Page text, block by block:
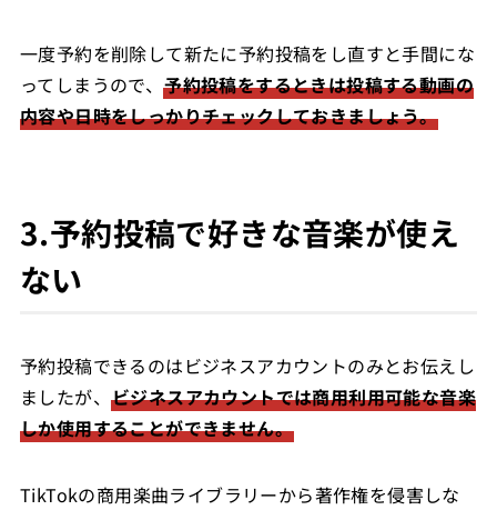
一度予約を削除して新たに予約投稿をし直すと手間にな
ってしまうので、予約投稿をするときは投稿する動画の
内容や日時をしっかりチェックしておきましょう。
3.予約投稿で好きな音楽が使え
ない
予約投稿できるのはビジネスアカウントのみとお伝えし
ましたが、 ビジネスアカウントでは商用利用可能な音楽
しか使用することができません。
TikTokの商用楽曲ライブラリーから著作権を侵害しな